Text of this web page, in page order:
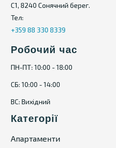
С1, 8240 Сонячний берег.
Тел:
+359 88 330 8339
Робочий час
ПН-ПТ: 10:00 - 18:00
СБ: 10:00 - 14:00
ВС: Вихідний
Категорії
Апартаменти